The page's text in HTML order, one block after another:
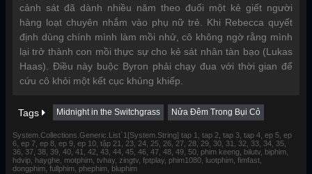
cảnh sát đã dành nhiều năm theo đuổi một kẻ giết người
hàng loạt chuyên nhắm vào phụ nữ trẻ. Khi Rebecca quyết
định dùng chính mình làm mồi nhử, cô không ngờ rằng mình
lại trở thành con mồi thực sự cho kẻ sát nhân tàn bạo (Lukas
Haas). Điều này buộc Byron phải chạy đua với thời gian để
cứu cô khỏi một kết cục khủng khiếp.
Tags Midnight in the Switchgrass Nửa Đêm Trong Bụi Cỏ
System.Collections.Generic.List`1[System.String] tap 1, tap 2, tap 3, tap 4, ep 5, ep
6, ep 7, ep 8, ep 9, ep 10, tập 21, 23, 24, 25, 26, 27, 28, 29, 30, 31, 32, 33, 34, 35,
36, 37, 38, 39, 40, 41, 42, 43, 44, 45, 46, 47, 48, 49, 50, phim keeng, bilutv, biphim,
hdvip, hayghe, motphim, tvhay, zingtv, fptplay, phim1080, luotphim, fimfast,
dongphim, fullphim, phephim, bluphim